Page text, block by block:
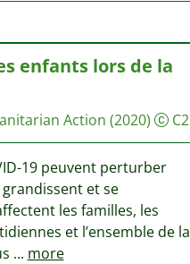
enfants lors de la
Action (2020) C2
19 peuvent perturber
et se
les familles, les
et l’ensemble de la
... more